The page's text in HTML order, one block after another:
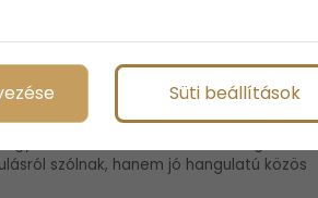
élmények
garantáltan élvezetes ajándék
szó olasz tészták, ázsiai fogások
szólnak, hanem jó hangulatú közös
Süti beállítások